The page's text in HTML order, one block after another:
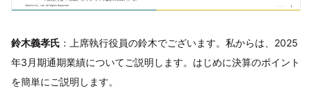
鈴木義孝氏 ：上席執行役員の鈴木でございます。私からは、2025
年3月期通期業績についてご説明します。はじめに決算のポイント
を簡単にご説明します。